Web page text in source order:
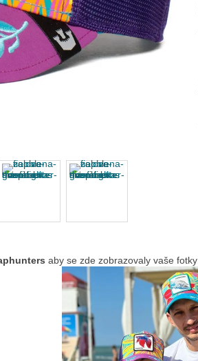
aby se zde zobrazovaly vaše fotky